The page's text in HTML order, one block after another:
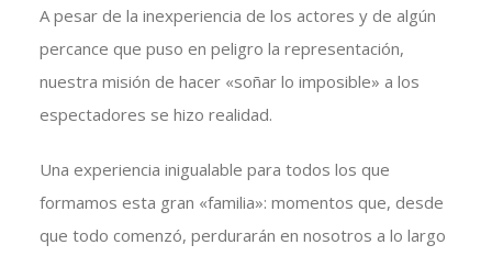
A pesar de la inexperiencia de los actores y de algún
percance que puso en peligro la representación,
nuestra misión de hacer «soñar lo imposible» a los
espectadores se hizo realidad.
Una experiencia inigualable para todos los que
formamos esta gran «familia»: momentos que, desde
que todo comenzó, perdurarán en nosotros a lo largo